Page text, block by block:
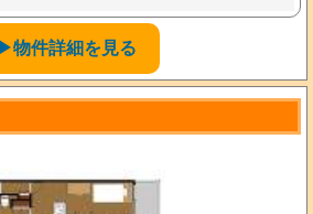
▶物件詳細を見る